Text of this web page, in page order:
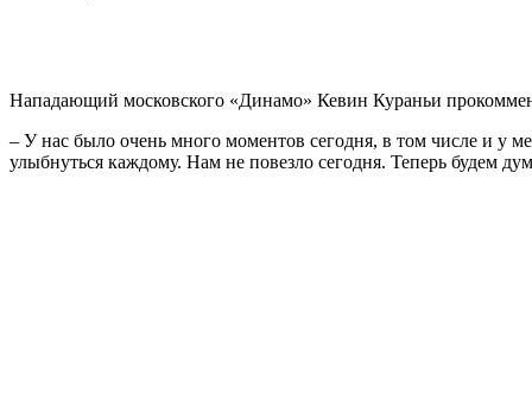
Нападающий московского «Динамо» Кевин Кураньи
– У нас было очень много моментов сегодня, в том числе и у
улыбнуться каждому. Нам не повезло сегодня. Теперь будем